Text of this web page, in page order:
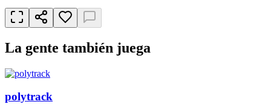
La gente también juega
polytrack